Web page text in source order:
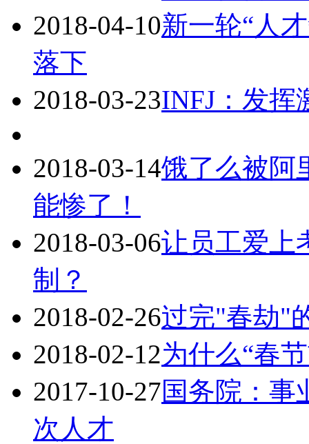
2018-04-10新一轮“人
落下
2018-03-23INFJ：发挥
2018-03-14饿了么被阿
能惨了！
2018-03-06让员工爱上
制？
2018-02-26过完"春劫"
2018-02-12为什么“春
2017-10-27国务院：事
次人才